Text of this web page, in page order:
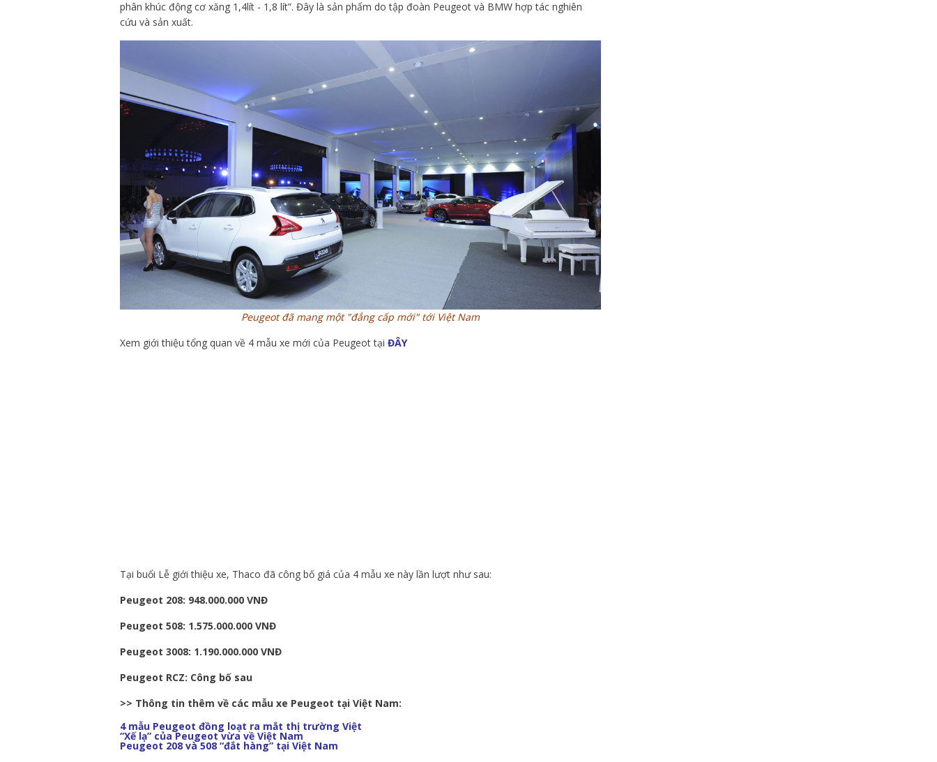
phân khúc động cơ xăng 1,4lít - 1,8 lít”. Đây là sản phẩm do tập đoàn Peugeot và BMW hợp tác nghiên
cứu và sản xuất.
Peugeot đã mang một "đẳng cấp mới" tới Việt Nam
Xem giới thiệu tổng quan về 4 mẫu xe mới của Peugeot tại ĐÂY
Tại buổi Lễ giới thiệu xe, Thaco đã công bố giá của 4 mẫu xe này lần lượt như sau:
Peugeot 208: 948.000.000 VNĐ
Peugeot 508: 1.575.000.000 VNĐ
Peugeot 3008: 1.190.000.000 VNĐ
Peugeot RCZ: Công bố sau
>> Thông tin thêm về các mẫu xe Peugeot tại Việt Nam:
4 mẫu Peugeot đồng loạt ra mắt thị trường Việt
“Xế lạ” của Peugeot vừa về Việt Nam
Peugeot 208 và 508 “đắt hàng” tại Việt Nam